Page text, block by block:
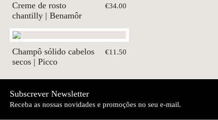
Creme de rosto
chantilly | Benamôr
€34.00
Champô sólido cabelos
secos | Picco
€11.50
Subscrever Newsletter
Receba as nossas novidades e promoções no seu e-mail.